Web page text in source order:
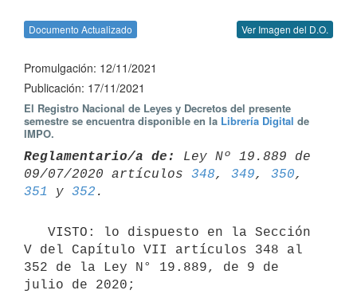
Documento Actualizado Ver Imagen del D.O.
Promulgación: 12/11/2021
Publicación: 17/11/2021
El Registro Nacional de Leyes y Decretos del presente
semestre se encuentra disponible en la Librería Digital de
IMPO.
Reglamentario/a de:
Ley Nº 19.889 de
09/07/2020 artículos 348, 349, 350,
351
y 352
V del Capítulo VII artículos 348 al
352 de la Ley N° 19.889, de 9 de
julio de 2020;